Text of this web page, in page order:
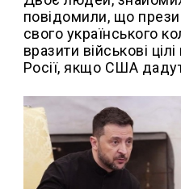
повідомили, що
свого українського
вразити військові
Росії, якщо США